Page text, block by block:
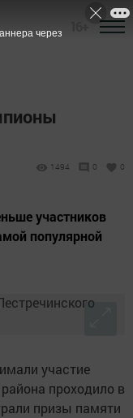
1494 0 0
участников
популярной
участие
проходило в
призы памяти
через